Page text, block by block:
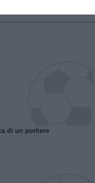
di un portiere